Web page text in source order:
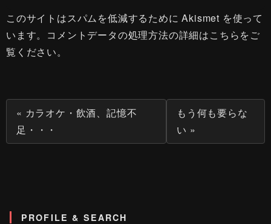
このサイトはスパムを低減するために Akismet を使って
います。 コメントデータの処理方法の詳細はこちらをご
覧ください。
« カラオケ・飲酒、記憶不
足・・・
もう何も要らな
い »
PROFILE & SEARCH